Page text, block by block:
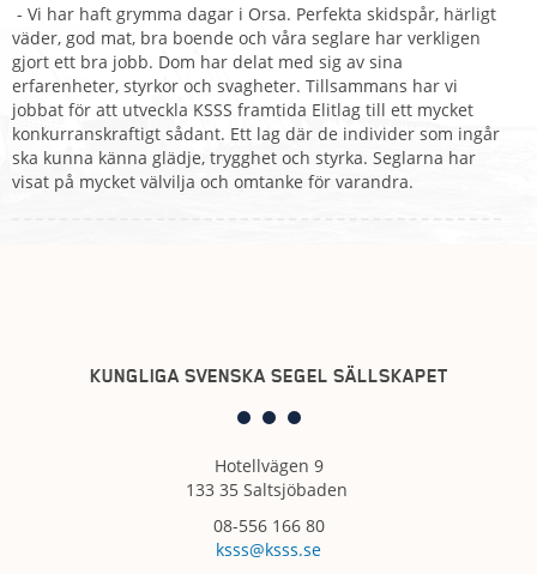
- Vi har haft grymma dagar i Orsa. Perfekta skidspår, härligt
väder, god mat, bra boende och våra seglare har verkligen
gjort ett bra jobb. Dom har delat med sig av sina
erfarenheter, styrkor och svagheter. Tillsammans har vi
jobbat för att utveckla KSSS framtida Elitlag till ett mycket
konkurranskraftigt sådant. Ett lag där de individer som ingår
ska kunna känna glädje, trygghet och styrka. Seglarna har
visat på mycket välvilja och omtanke för varandra.
KUNGLIGA SVENSKA SEGEL SÄLLSKAPET
Hotellvägen 9
133 35 Saltsjöbaden
08-556 166 80
ksss@ksss.se